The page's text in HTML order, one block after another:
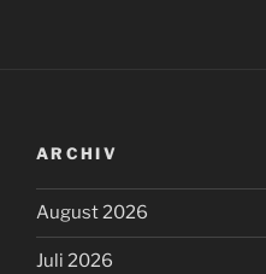
ARCHIV
August 2026
Juli 2026